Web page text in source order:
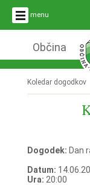
menu
Občina
Koledar dogodkov
Dogodek: Dan
Datum:
Ura: 20:00